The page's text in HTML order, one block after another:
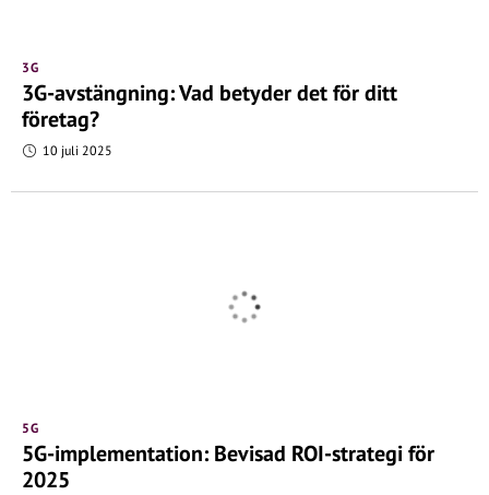
3G
3G-avstängning: Vad betyder det för ditt
företag?
10 juli 2025
5G
5G-implementation: Bevisad ROI-strategi för
2025